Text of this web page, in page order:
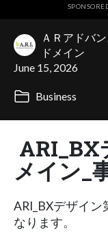
ＡＲアドバ
ドメイン
June 15, 2026
Business
ARI_BX
メイン_
ARI_BXデザイ
なります。